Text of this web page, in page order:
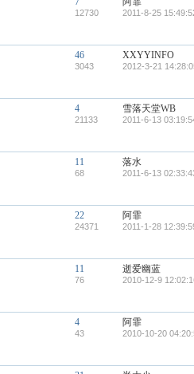
12730 2011-8-25
46
3043
XXYYINFO
2012-3-21
4
21133
雪落天堂WB
2011-6-13
11
68
落水
2011-6-13
22
24371
阿霏
2011-1-28
11
76
逝爱幽蓝
2010-12-9
4
43
阿霏
2010-10-20